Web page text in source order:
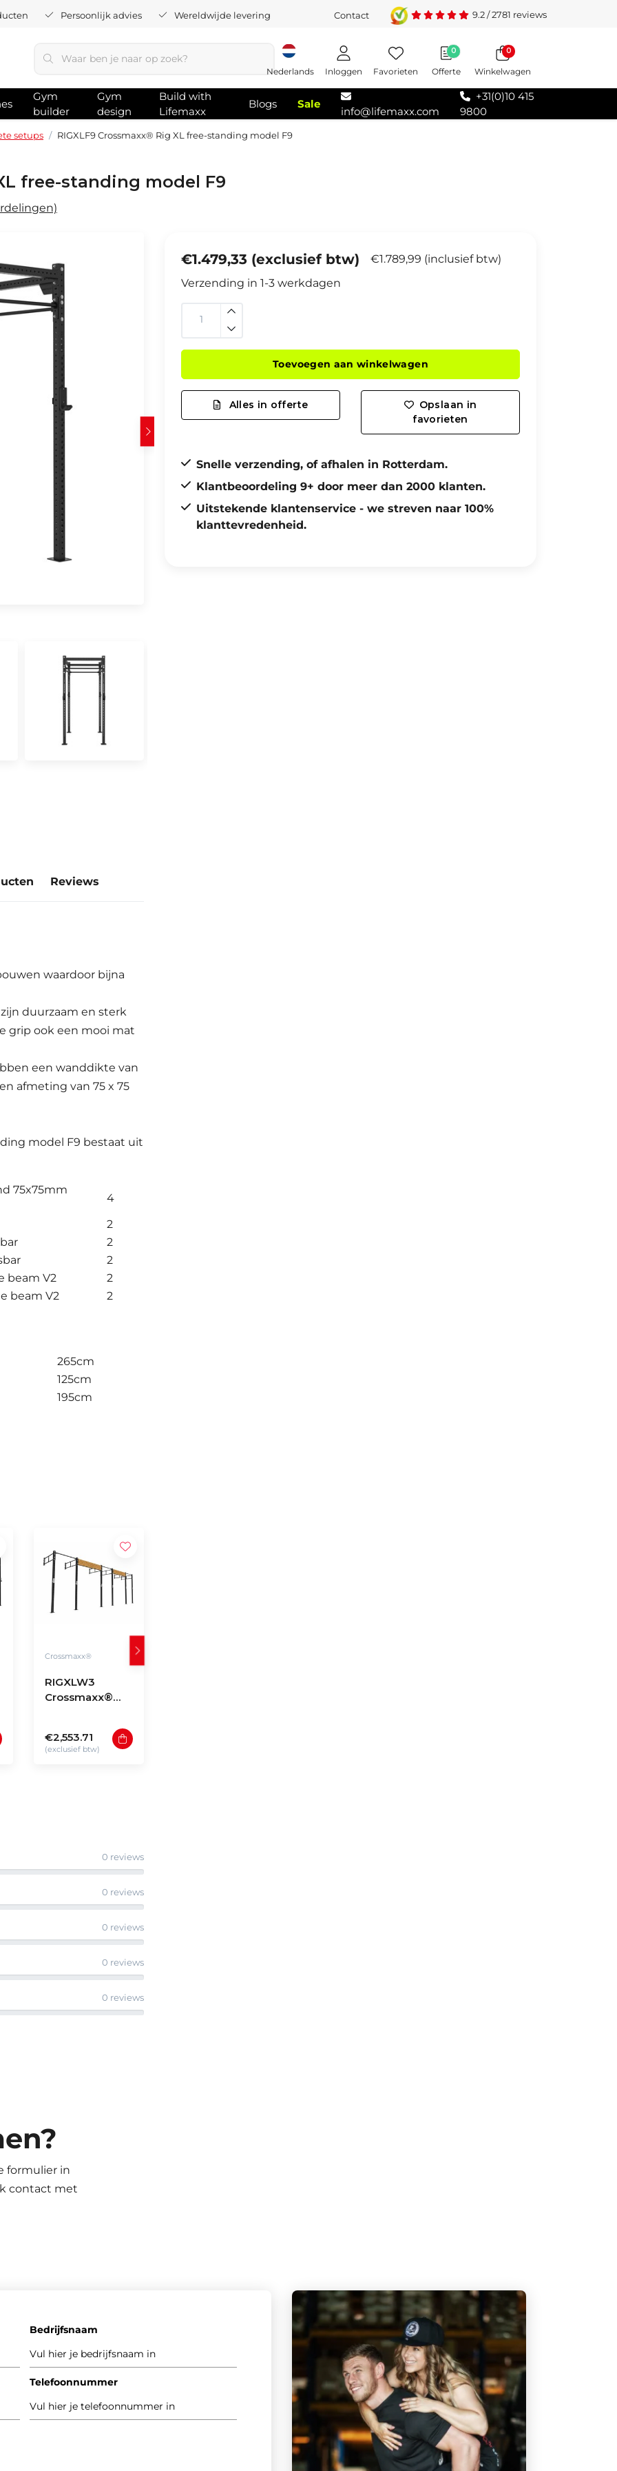
Persoonlijk advies Wereldwijde levering Contact 9.2/2781 reviews
Nederlands Inloggen Favorieten Offerte
0 0
Winkelwagen
Gym
builder
Gym
design
Build with
Lifemaxx
Blogs Sale
info@lifemaxx.com
+31(0)10 415
9800
setups RIGXLF9 Crossmaxx® Rig XL free-standing model F9
free-standing model F9
Reviews
waardoor bijna
duurzaam en sterk
grip ook een mooi mat
een wanddikte van
afmeting van 75 x 75
model F9 bestaat uit
75x75mm
4
2
2
2
beam V2
2
beam V2
2
265cm
125cm
195cm
Crossmaxx®
RIGXLW3
Crossmaxx®
mounted model
W3
€2,553.71
(exclusief btw)
0 reviews
0 reviews
0 reviews
0 reviews
0 reviews
€1.479,33 (exclusief btw)
€1.789,99 (inclusief btw)
Verzending in 1-3 werkdagen
Toevoegen aan winkelwagen
Alles in offerte
Opslaan in
favorieten
Snelle verzending, of afhalen in Rotterdam.
Klantbeoordeling 9+ door meer dan 2000 klanten.
Uitstekende klantenservice - we streven naar 100%
klanttevredenheid.
formulier in
contact met
Bedrijfsnaam
Telefoonnummer